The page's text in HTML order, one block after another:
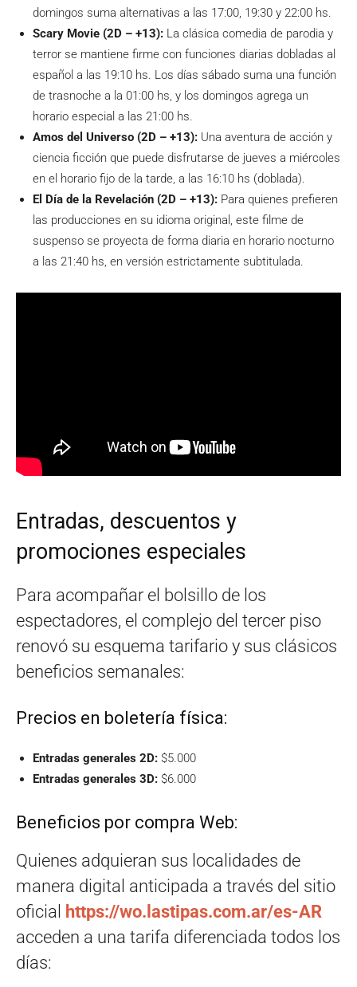
domingos suma alternativas a las 17:00, 19:30 y 22:00 hs.
Scary Movie (2D – +13): La clásica comedia de parodia y
terror se mantiene firme con funciones diarias dobladas al
español a las 19:10 hs. Los días sábado suma una función
de trasnoche a la 01:00 hs, y los domingos agrega un
horario especial a las 21:00 hs.
Amos del Universo (2D – +13): Una aventura de acción y
ciencia ficción que puede disfrutarse de jueves a miércoles
en el horario fijo de la tarde, a las 16:10 hs (doblada).
El Día de la Revelación (2D – +13): Para quienes prefieren
las producciones en su idioma original, este filme de
suspenso se proyecta de forma diaria en horario nocturno
a las 21:40 hs, en versión estrictamente subtitulada.
Entradas, descuentos y
promociones especiales
Para acompañar el bolsillo de los
espectadores, el complejo del tercer piso
renovó su esquema tarifario y sus clásicos
beneficios semanales:
Precios en boletería física:
Entradas generales 2D: $5.000
Entradas generales 3D: $6.000
Beneficios por compra Web:
Quienes adquieran sus localidades de
manera digital anticipada a través del sitio
oficial https://wo.lastipas.com.ar/es-AR
acceden a una tarifa diferenciada todos los
días: